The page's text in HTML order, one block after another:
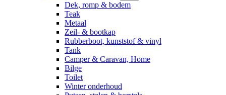
Dek, romp & bodem
Teak
Metaal
Zeil- & bootkap
Rubberboot, kunststof & vinyl
Tank
Camper & Caravan, Home
Bilge
Toilet
Winter onderhoud